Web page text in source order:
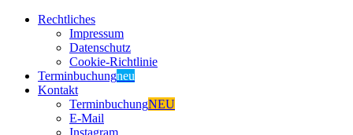
Rechtliches
Impressum
Datenschutz
Cookie-Richtlinie
Terminbuchungneu
Kontakt
TerminbuchungNEU
E-Mail
Instagram